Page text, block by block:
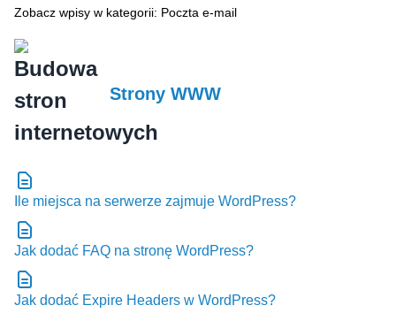
Zobacz wpisy w kategorii: Poczta e-mail
Strony WWW
Ile miejsca na serwerze zajmuje WordPress?
Jak dodać FAQ na stronę WordPress?
Jak dodać Expire Headers w WordPress?